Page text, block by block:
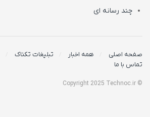
چند رسانه ای
صفحه اصلی همه اخبار تبلیغات تکناک
تماس با ما
© Copyright 2025 Technoc.ir